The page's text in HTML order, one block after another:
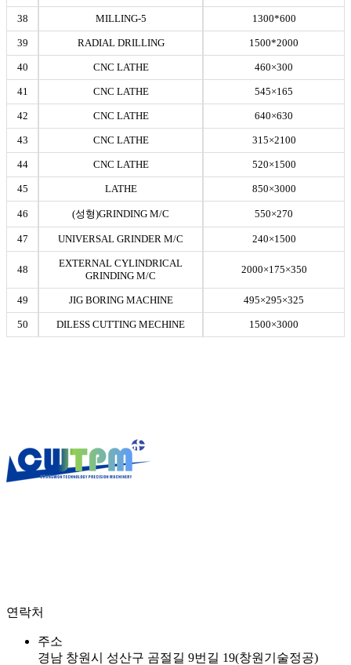
38 MILLING-5 1300*600
39 RADIAL DRILLING 1500*2000
40 CNC LATHE 460×300
41 CNC LATHE 545×165
42 CNC LATHE 640×630
43 CNC LATHE 315×2100
44 CNC LATHE 520×1500
45 LATHE 850×3000
46 (성형)GRINDING M/C 550×270
47 UNIVERSAL GRINDER M/C 240×1500
48
EXTERNAL CYLINDRICAL
GRINDING M/C
2000×175×350
49 JIG BORING MACHINE 495×295×325
50 DILESS CUTTING MECHINE 1500×3000
연락처
주소
경남 창원시 성산구 곰절길 9번길 19(창원기술정공)